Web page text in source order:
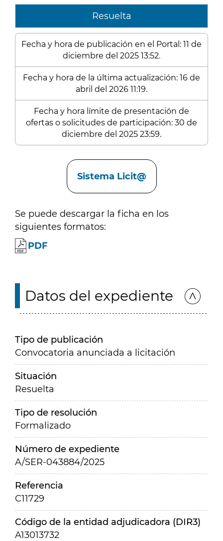
Resuelta
Fecha y hora de publicación en el Portal: 11 de
diciembre del 2025 13:52.
Fecha y hora de la última actualización: 16 de
abril del 2026 11:19.
Fecha y hora límite de presentación de
ofertas o solicitudes de participación: 30 de
diciembre del 2025 23:59.
Sistema Licit@
Se puede descargar la ficha en los
siguientes formatos:
PDF
Datos del expediente
Tipo de publicación
Convocatoria anunciada a licitación
Situación
Resuelta
Tipo de resolución
Formalizado
Número de expediente
A/SER-043884/2025
Referencia
C11729
Código de la entidad adjudicadora (DIR3)
A13013732